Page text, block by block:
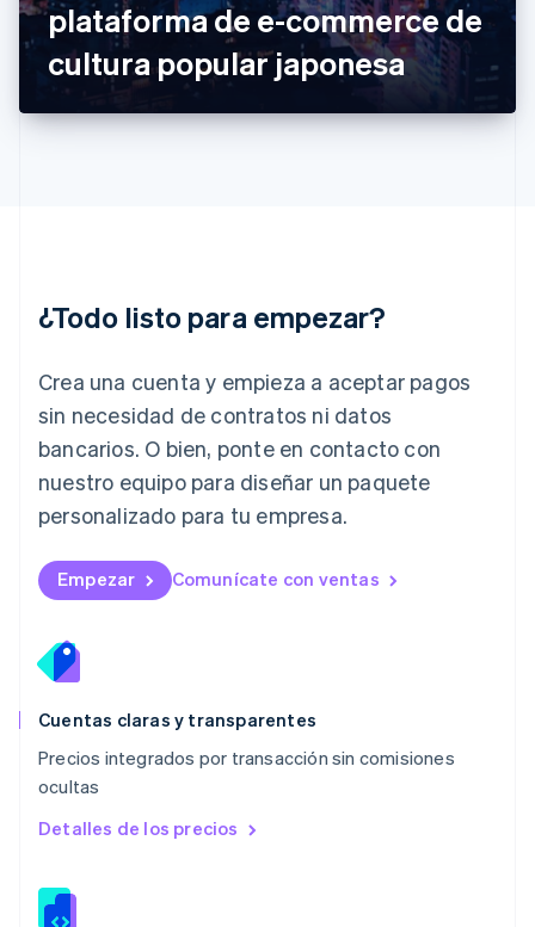
plataforma de e-commerce de
cultura popular japonesa
¿Todo listo para empezar?
Crea una cuenta y empieza a aceptar pagos
sin necesidad de contratos ni datos
bancarios. O bien, ponte en contacto con
nuestro equipo para diseñar un paquete
personalizado para tu empresa.
Empezar Comunícate con ventas
Cuentas claras y transparentes
Precios integrados por transacción sin comisiones
ocultas
Detalles de los precios
Grecia
English
Hungría
English
India
Letonia
English
Deutsch English
Lituania
English
Luxemburgo
FrançaisDeutsch English
English 简体中文
English
México
Noruega
English
English
NederlandsEnglish
Polonia
English
RAE de Hong Kong, China